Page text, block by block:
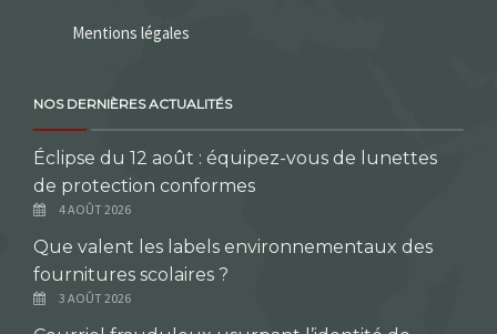
Mentions légales
NOS DERNIÈRES ACTUALITÉS
Éclipse du 12 août : équipez-vous de lunettes
de protection conformes
4 AOÛT 2026
Que valent les labels environnementaux des
fournitures scolaires ?
3 AOÛT 2026